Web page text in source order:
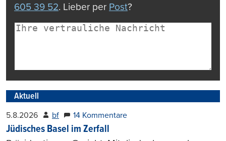
605 39 52. Lieber per Post?
Aktuell
5.8.2026 bf 14 Kommentare
Jüdisches Basel im Zerfall